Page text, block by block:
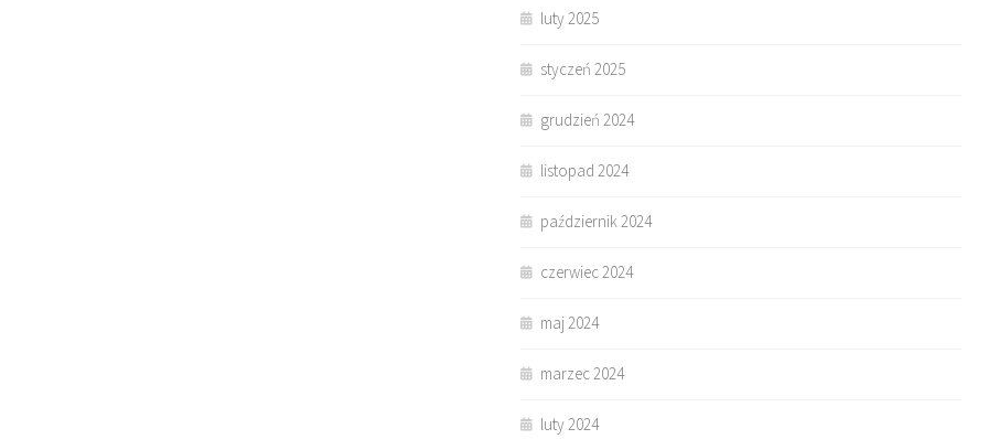
luty 2025
styczeń 2025
grudzień 2024
listopad 2024
październik 2024
czerwiec 2024
maj 2024
marzec 2024
luty 2024